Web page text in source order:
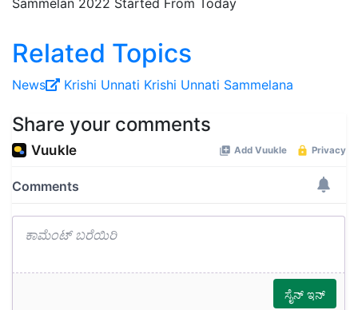
Sammelan 2022 Started From Today
Related Topics
News Krishi Unnati Krishi Unnati Sammelana
Share your comments